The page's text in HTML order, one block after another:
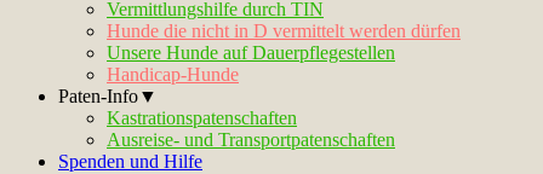
Vermittlungshilfe durch TIN
Hunde die nicht in D vermittelt werden dürfen
Unsere Hunde auf Dauerpflegestellen
Handicap-Hunde
Paten-Info▼
Kastrationspatenschaften
Ausreise- und Transportpatenschaften
Spenden und Hilfe